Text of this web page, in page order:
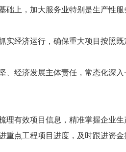
上，加大服务业特别是生产性
经济运行，确保重大项目按照
经济发展主体责任，常态化深
有效项目信息，精准掌握企业
点工程项目进度，及时跟进资金